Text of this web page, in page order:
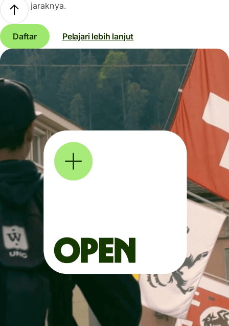
jaraknya.
Daftar Pelajari lebih lanjut